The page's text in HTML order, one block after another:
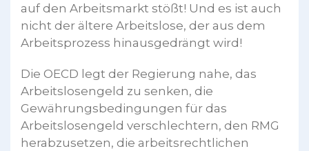
auf den Arbeitsmarkt stößt! Und es ist auch
nicht der ältere Arbeitslose, der aus dem
Arbeitsprozess hinausgedrängt wird!
Die OECD legt der Regierung nahe, das
Arbeitslosengeld zu senken, die
Gewährungsbedingungen für das
Arbeitslosengeld verschlechtern, den RMG
herabzusetzen, die arbeitsrechtlichen